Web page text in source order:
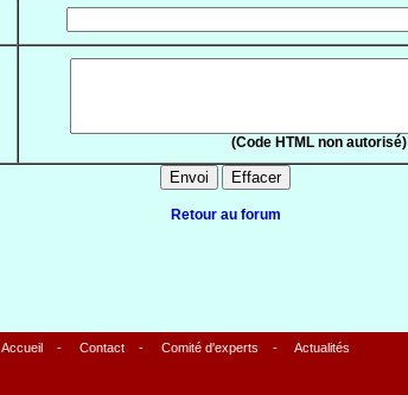
(Code HTML non autorisé)
Retour au forum
Accueil- Contact- Comité d'experts - Actualités